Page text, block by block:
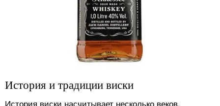
История и традиции виски